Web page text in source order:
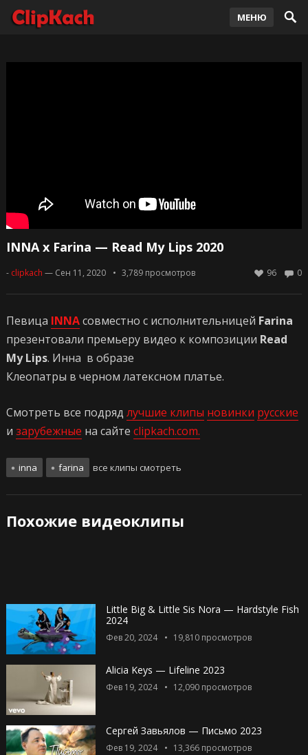
МЕНЮ
INNA x Farina — Read My Lips 2020
- clipkach — Сен 11, 2020 3,789просмотров 0
96
Певица INNAсовместно с исполнительницей Farina
презентовали премьеру видео к композиции Read
My Lips. Инна в образе
Клеопатры в черном латексном платье.
Смотреть все подряд лучшие клипы новинки русские
и зарубежные на сайте clipkach.com.
inna farina все клипы смотреть
Похожие видеоклипы
Little Big & Little Sis Nora — Hardstyle Fish
2024
Фев 20, 2024 19,810просмотров
Alicia Keys — Lifeline 2023
Фев 19, 2024 12,090просмотров
Сергей Завьялов — Письмо 2023
Фев 19, 2024 13,366просмотров